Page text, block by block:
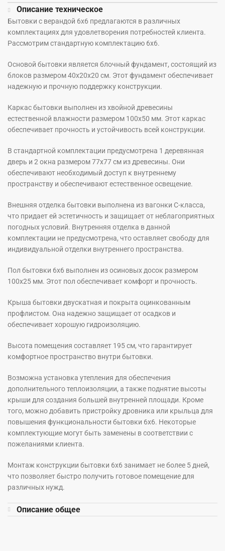
Описание техническое
Бытовки с верандой 6х6 предлагаются в различных
комплектациях для удовлетворения потребностей клиента.
Рассмотрим стандартную комплектацию 6х6.
Основой бытовки является блочный фундамент, состоящий из
блоков размером 40х20х20 см. Этот фундамент обеспечивает
надежную и прочную поддержку конструкции.
Каркас бытовки выполнен из хвойной древесины
естественной влажности размером 100х50 мм. Этот каркас
обеспечивает прочность и устойчивость всей конструкции.
В стандартной комплектации предусмотрена 1 деревянная
дверь и 2 окна размером 77х77 см из древесины. Они
обеспечивают необходимый доступ к внутреннему
пространству и обеспечивают естественное освещение.
Внешняя отделка бытовки выполнена из вагонки С-класса,
что придает ей эстетичность и защищает от неблагоприятных
погодных условий. Внутренняя отделка в данной
комплектации не предусмотрена, что оставляет свободу для
индивидуальной отделки внутреннего пространства.
Пол бытовки 6х6 выполнен из осиновых досок размером
100х25 мм. Этот пол обеспечивает комфорт и прочность.
Крыша бытовки двускатная и покрыта оцинкованным
профлистом. Она надежно защищает от осадков и
обеспечивает хорошую гидроизоляцию.
Высота помещения составляет 195 см, что гарантирует
комфортное пространство внутри бытовки.
Возможна установка утепления для обеспечения
дополнительного теплоизоляции, а также поднятие высоты
крыши для создания большей внутренней площади. Кроме
того, можно добавить пристройку дровника или крыльца для
повышения функциональности бытовки 6х6. Некоторые
комплектующие могут быть заменены в соответствии с
пожеланиями клиента.
Монтаж конструкции бытовки 6х6 занимает не более 5 дней,
что позволяет быстро получить готовое помещение для
различных нужд.
Описание общее